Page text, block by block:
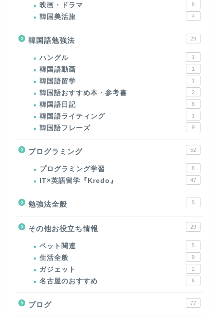
映画・ドラマ 8
韓国美活旅 4
韓国語勉強法 29
ハングル 1
韓国語動画 1
韓国語留学 1
韓国語おすすめ本・参考書 2
韓国語日記 8
韓国語ライティング 1
韓国語フレーズ 9
プログラミング 52
プログラミング学習 8
IT×英語留学『Kredo』 47
勉強法全般 5
その他お役立ち情報 29
ペット関連 5
生活全般 9
ガジェット 2
名古屋のおすすめ 6
ブログ 77